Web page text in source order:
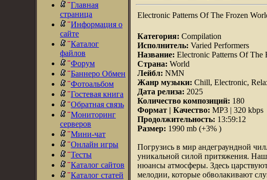
Главная
страница
Информация о
сайте
Каталог
файлов
Форум
Баннеро Обмен
Фотоальбом
Гостевая книга
Обратная связь
Мониторинг
серверов
Мини-чат
Онлайн игры
Тесты
Каталог сайтов
Каталог статей
Electronic Patterns Of The Frozen
Категория: Compilation
Исполнитель: Varied Performers
Название: Electronic Patterns Of The
Страна: World
Лейбл: NMN
Жанр музыки: Chill, Electronic,
Дата релиза: 2025
Количество композиций: 180
Формат | Качество: MP3 | 320 kbps
Продолжительность: 13:59:12
Размер: 1990 mb (+3% )
Погрузись в мир андеграундной
уникальной силой притяжения. Наш
нюансы атмосферы. Здесь
мелодии, которые обволакивают